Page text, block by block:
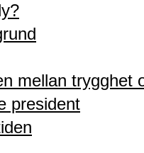
mellan trygghet
president